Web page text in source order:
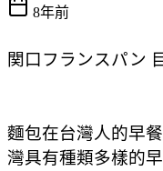
8年前
関口フランスパン
麵包在台灣人的早
灣具有種類多樣的